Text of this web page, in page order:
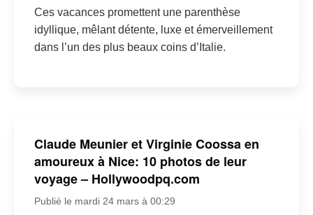
Ces vacances promettent une parenthèse
idyllique, mêlant détente, luxe et émerveillement
dans l’un des plus beaux coins d’Italie.
Claude Meunier et Virginie Coossa en
amoureux à Nice: 10 photos de leur
voyage – Hollywoodpq.com
Publié le mardi 24 mars à 00:29